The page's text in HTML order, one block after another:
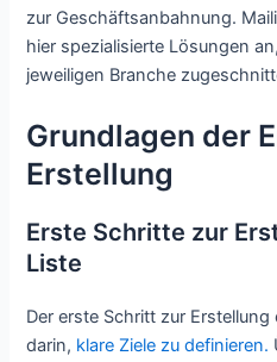
zur Geschäftsanbahnung.
hier spezialisierte Lösungen
jeweiligen Branche
Grundlagen der
Erstellung
Erste Schritte zur
Liste
Der erste Schritt zur
darin, klare Ziele zu definieren.